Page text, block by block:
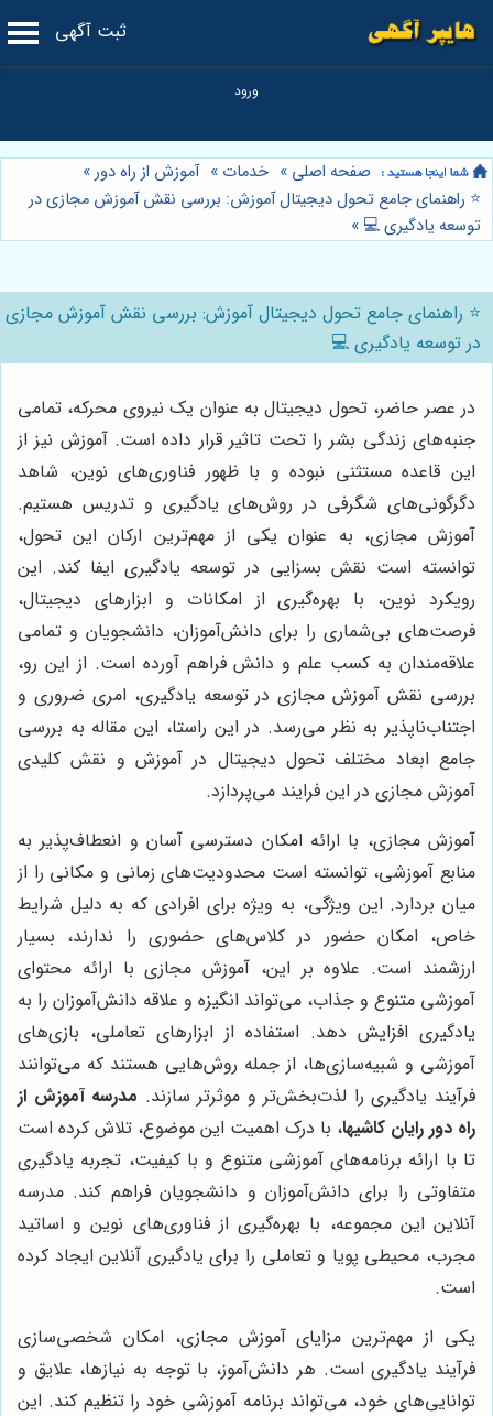
ثبت آگهی
صفحه اصلی » خدمات » آموزش از راه دور»
⭐️ راهنمای جامع تحول دیجیتال آموزش: بررسی نقش آموزش مجازی در
توسعه یادگیری 💻 »
⭐️ راهنمای جامع تحول دیجیتال آموزش: بررسی نقش آموزش مجازی
در توسعه یادگیری 💻
در عصر حاضر، تحول دیجیتال به عنوان یک نیروی محرکه، تمامی
جنبه‌های زندگی بشر را تحت تاثیر قرار داده است. آموزش نیز از
این قاعده مستثنی نبوده و با ظهور فناوری‌های نوین، شاهد
دگرگونی‌های شگرفی در روش‌های یادگیری و تدریس هستیم.
آموزش مجازی، به عنوان یکی از مهم‌ترین ارکان این تحول،
توانسته است نقش بسزایی در توسعه یادگیری ایفا کند. این
رویکرد نوین، با بهره‌گیری از امکانات و ابزارهای دیجیتال،
فرصت‌های بی‌شماری را برای دانش‌آموزان، دانشجویان و تمامی
علاقه‌مندان به کسب علم و دانش فراهم آورده است. از این رو،
بررسی نقش آموزش مجازی در توسعه یادگیری، امری ضروری و
اجتناب‌ناپذیر به نظر می‌رسد. در این راستا، این مقاله به بررسی
جامع ابعاد مختلف تحول دیجیتال در آموزش و نقش کلیدی
آموزش مجازی در این فرایند می‌پردازد.
آموزش مجازی، با ارائه امکان دسترسی آسان و انعطاف‌پذیر به
منابع آموزشی، توانسته است محدودیت‌های زمانی و مکانی را از
میان بردارد. این ویژگی، به ویژه برای افرادی که به دلیل شرایط
خاص، امکان حضور در کلاس‌های حضوری را ندارند، بسیار
ارزشمند است. علاوه بر این، آموزش مجازی با ارائه محتوای
آموزشی متنوع و جذاب، می‌تواند انگیزه و علاقه دانش‌آموزان را به
یادگیری افزایش دهد. استفاده از ابزارهای تعاملی، بازی‌های
آموزشی و شبیه‌سازی‌ها، از جمله روش‌هایی هستند که می‌توانند
فرآیند یادگیری را لذت‌بخش‌تر و موثرتر سازند. مدرسه آموزش از
راه دور رایان کاشیها، با درک اهمیت این موضوع، تلاش کرده است
تا با ارائه برنامه‌های آموزشی متنوع و با کیفیت، تجربه یادگیری
متفاوتی را برای دانش‌آموزان و دانشجویان فراهم کند. مدرسه
آنلاین این مجموعه، با بهره‌گیری از فناوری‌های نوین و اساتید
مجرب، محیطی پویا و تعاملی را برای یادگیری آنلاین ایجاد کرده
است.
یکی از مهم‌ترین مزایای آموزش مجازی، امکان شخصی‌سازی
فرآیند یادگیری است. هر دانش‌آموز، با توجه به نیازها، علایق و
توانایی‌های خود، می‌تواند برنامه آموزشی خود را تنظیم کند. این